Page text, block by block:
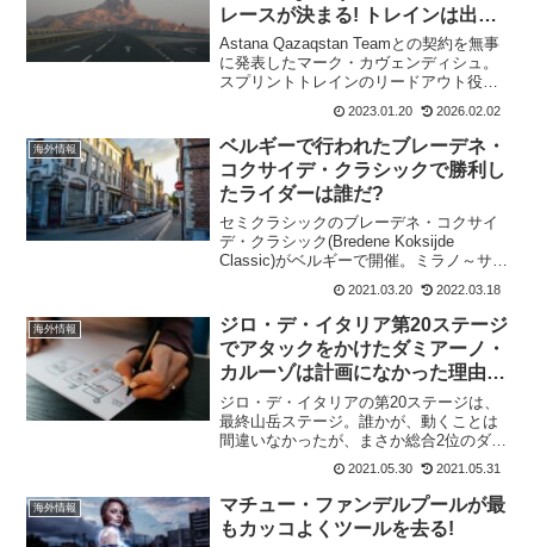
レースが決まる! トレインは出来
るのか?
Astana Qazaqstan Teamとの契約を無事
に発表したマーク・カヴェンディシュ。
スプリントトレインのリードアウト役と
なりそうなケース・ボルも翌日に契約発
表。そして、マーク・カヴェンディシュ
の2023年シーズンの開幕レースも決定
し...
2023.01.20 2026.02.02
海外情報
ベルギーで行われたブレーデネ・
コクサイデ・クラシックで勝利し
たライダーは誰だ?
セミクラシックのブレーデネ・コクサイ
デ・クラシック(Bredene Koksijde
Classic)がベルギーで開催。ミラノ～サン
レモの前日ということもあり、有力ライ
ダーはイタリアに集結している。UCI
ProSeriesの一部であり、1...
2021.03.20 2022.03.18
海外情報
ジロ・デ・イタリア第20ステージ
でアタックをかけたダミアーノ・
カルーゾは計画になかった理由を
明かす
ジロ・デ・イタリアの第20ステージは、
最終山岳ステージ。誰かが、動くことは
間違いなかったが、まさか総合2位のダミ
アーノ・カルーゾが動くとは～。しか
も、最初の1級山岳 パッソ・デッロ・ス
プルガの下りから動いたのだから、驚き
だ。だが、この動き...
2021.05.30 2021.05.31
海外情報
マチュー・ファンデルプールが最
もカッコよくツールを去る!